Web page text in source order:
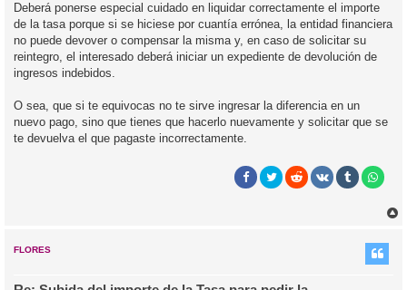
Deberá ponerse especial cuidado en liquidar correctamente el importe
de la tasa porque si se hiciese por cuantía errónea, la entidad financiera
no puede devover o compensar la misma y, en caso de solicitar su
reintegro, el interesado deberá iniciar un expediente de devolución de
ingresos indebidos.
O sea, que si te equivocas no te sirve ingresar la diferencia en un
nuevo pago, sino que tienes que hacerlo nuevamente y solicitar que se
te devuelva el que pagaste incorrectamente.
FLORES